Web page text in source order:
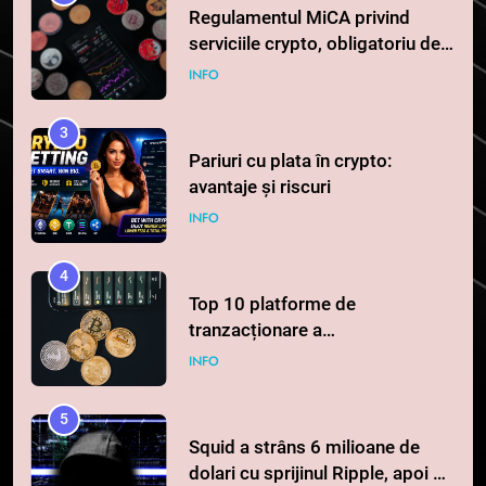
Regulamentul MiCA privind
serviciile crypto, obligatoriu de
la 1 iulie în România
INFO
3
Pariuri cu plata în crypto:
avantaje și riscuri
INFO
4
Top 10 platforme de
tranzacționare a
criptomonedelor în 2026
INFO
5
Squid a strâns 6 milioane de
dolari cu sprijinul Ripple, apoi a